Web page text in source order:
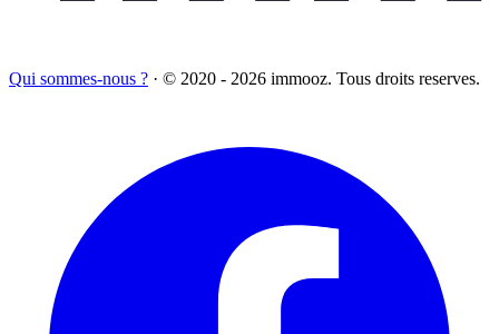
Qui sommes-nous ? · © 2020 - 2026 immooz. Tous droits reserves.